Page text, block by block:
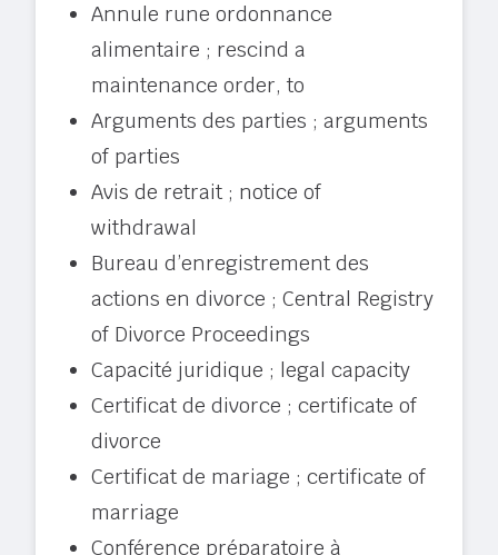
Annule rune ordonnance
alimentaire ; rescind a
maintenance order, to
Arguments des parties ; arguments
of parties
Avis de retrait ; notice of
withdrawal
Bureau d’enregistrement des
actions en divorce ; Central Registry
of Divorce Proceedings
Capacité juridique ; legal capacity
Certificat de divorce ; certificate of
divorce
Certificat de mariage ; certificate of
marriage
Conférence préparatoire à